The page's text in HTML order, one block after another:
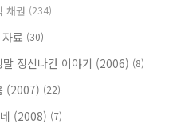
채권 (234)
료 (30)
말 정신나간 이야기 (2006) (8)
(2007) (22)
(2008) (7)